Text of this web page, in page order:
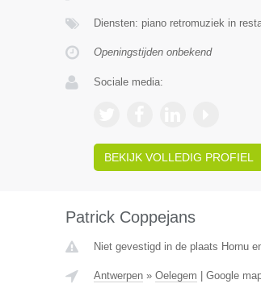
Diensten: piano retromuziek in
Openingstijden onbekend
Sociale media:
BEKIJK VOLLEDIG PROFIEL
Patrick Coppejans
Niet gevestigd in de plaats Hornu
Antwerpen» Oelegem Google